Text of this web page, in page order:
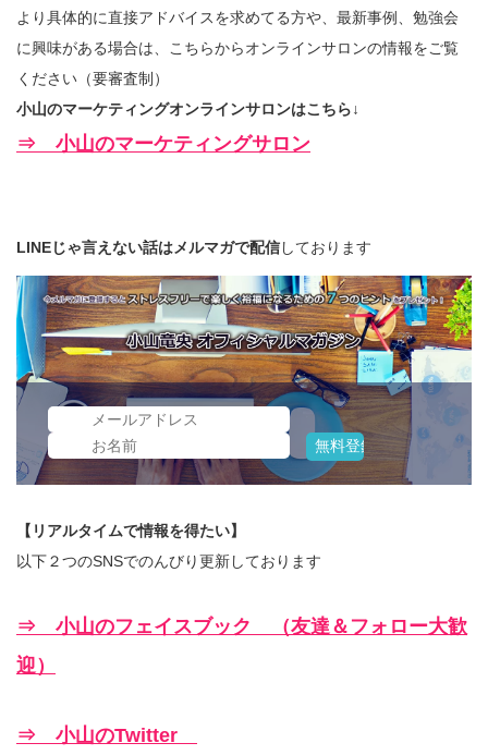
より具体的に直接アドバイスを求めてる方や、最新事例、勉強会
に興味がある場合は、こちらからオンラインサロンの情報をご覧
ください（要審査制）
小山のマーケティングオンラインサロンはこちら↓
⇒ 小山のマーケティングサロン
LINEじゃ言えない話はメルマガで配信しております
【リアルタイムで情報を得たい】
以下２つのSNSでのんびり更新しております
⇒ 小山のフェイスブック （友達＆フォロー大歓
迎）
⇒ 小山のTwitter